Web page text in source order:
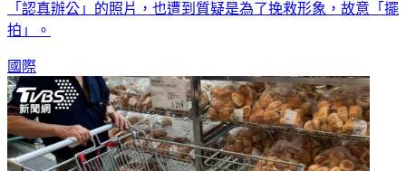
「認真辦公」的照片，也遭到質疑是為了挽救形象，故意「擺
拍」。
國際